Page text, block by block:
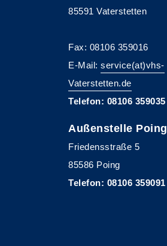
85591 Vaterstetten
Fax: 08106 359016
E-Mail: service(at)vhs-
Vaterstetten.de
Telefon: 08106 359035
Außenstelle Poing
Friedensstraße 5
85586 Poing
Telefon: 08106 359091